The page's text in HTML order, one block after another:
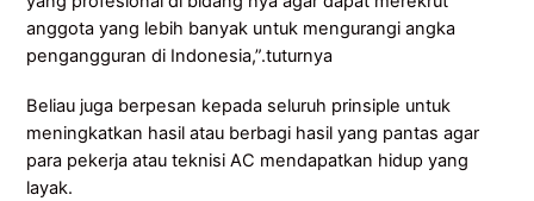
anggota yang lebih banyak untuk mengurangi angka
pengangguran di Indonesia,”.tuturnya
Beliau juga berpesan kepada seluruh prinsiple untuk
meningkatkan hasil atau berbagi hasil yang pantas agar
para pekerja atau teknisi AC mendapatkan hidup yang
layak.